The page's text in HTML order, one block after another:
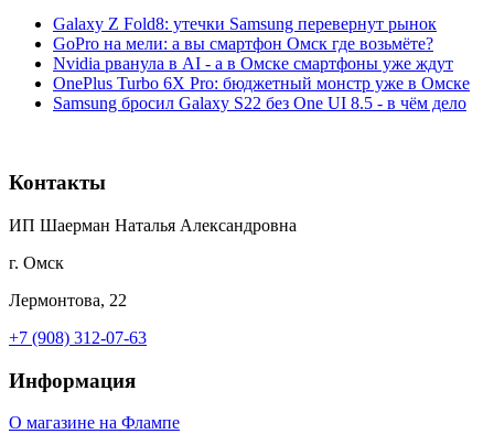
Galaxy Z Fold8: утечки Samsung перевернут рынок
GoPro на мели: а вы смартфон Омск где возьмёте?
Nvidia рванула в AI - а в Омске смартфоны уже ждут
OnePlus Turbo 6X Pro: бюджетный монстр уже в Омске
Samsung бросил Galaxy S22 без One UI 8.5 - в чём дело
Контакты
ИП Шаерман Наталья Александровна
г. Омск
Лермонтова, 22
+7 (908) 312-07-63
Информация
О магазине на Флампе